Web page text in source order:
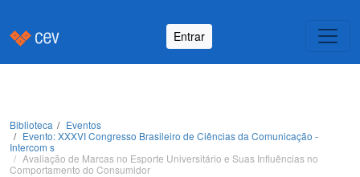
Entrar
Biblioteca
Eventos
Evento: XXXVI Congresso Brasileiro de Ciências da Comunicação -
Intercom s
Avaliação de Marcas no Esporte Universitário e Suas Influências no
Comportamento do Consumidor